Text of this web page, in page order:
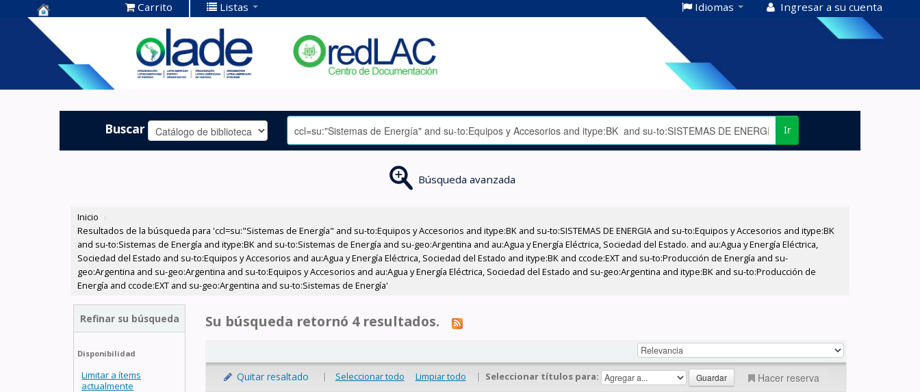
Centro de
Documentación
OLADE -
Carrito Listas Idiomas Ingresar a su cuenta
Buscar Ir
Búsqueda avanzada
Inicio ›
Resultados de la búsqueda para 'ccl=su:"Sistemas de Energía" and su-to:Equipos y Accesorios and itype:BK and su-to:SISTEMAS DE ENERGIA and su-to:Equipos y Accesorios and itype:BK
and su-to:Sistemas de Energía and itype:BK and su-to:Sistemas de Energía and su-geo:Argentina and au:Agua y Energía Eléctrica, Sociedad del Estado. and au:Agua y Energía Eléctrica,
Sociedad del Estado and su-to:Equipos y Accesorios and au:Agua y Energía Eléctrica, Sociedad del Estado and itype:BK and ccode:EXT and su-to:Producción de Energía and su-
geo:Argentina and su-geo:Argentina and su-to:Equipos y Accesorios and au:Agua y Energía Eléctrica, Sociedad del Estado and su-geo:Argentina and itype:BK and su-to:Producción de
Energía and ccode:EXT and su-geo:Argentina and su-to:Sistemas de Energía'
Refinar su búsqueda
Disponibilidad
Limitar a ítems
actualmente
Su búsqueda retornó 4 resultados.
Quitar resaltado | Seleccionar todo Limpiar todo | Seleccionar títulos para: Hacer reserva